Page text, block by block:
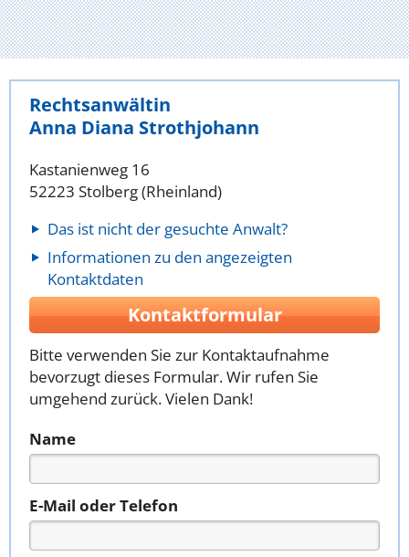
Rechtsanwältin
Anna Diana Strothjohann
Kastanienweg 16
52223 Stolberg (Rheinland)
Das ist nicht der gesuchte Anwalt?
Informationen zu den angezeigten
Kontaktdaten
Kontaktformular
Bitte verwenden Sie zur Kontaktaufnahme
bevorzugt dieses Formular. Wir rufen Sie
umgehend zurück. Vielen Dank!
Name
E-Mail oder Telefon